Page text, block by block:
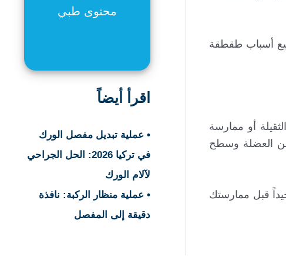
أسباب طقطقة
أو ممارسة
العضلة وسطح
قبل ممارستك
محتوى طبي
اقرأ أيضاً
• عملية تبديل مفصل الورك
في تركيا 2026: الحل الجراحي
لآلام الورك
• عملية منظار الركبة: نافذة
دقيقة إلى المفصل